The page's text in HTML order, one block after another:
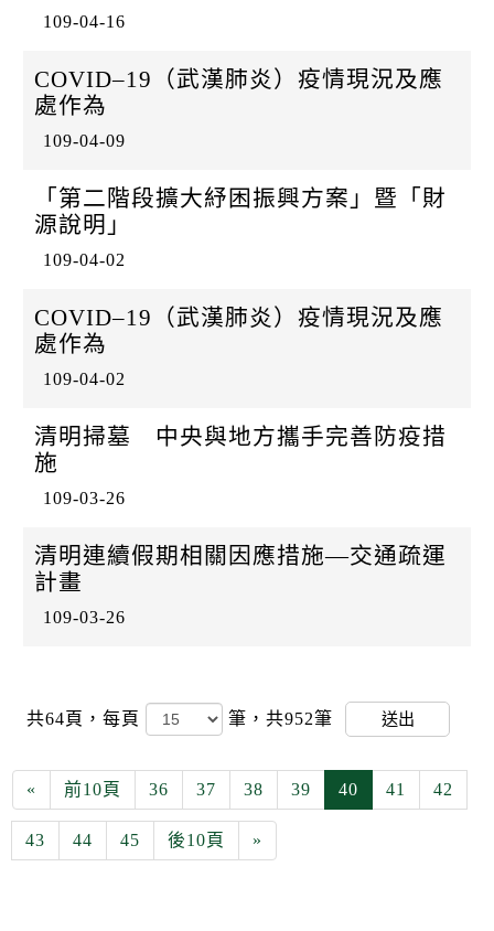
109-04-16
COVID–19（武漢肺炎）疫情現況及應
處作為
109-04-09
「第二階段擴大紓困振興方案」暨「財
源說明」
109-04-02
COVID–19（武漢肺炎）疫情現況及應
處作為
109-04-02
清明掃墓 中央與地方攜手完善防疫措
施
109-03-26
清明連續假期相關因應措施—交通疏運
計畫
109-03-26
共64頁， 每頁 筆，共952筆 送出
« 前10頁 36 37 38 39 40 41 42
43 44 45 後10頁 »